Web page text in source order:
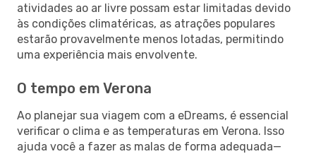
atividades ao ar livre possam estar limitadas devido
às condições climatéricas, as atrações populares
estarão provavelmente menos lotadas, permitindo
uma experiência mais envolvente.
O tempo em Verona
Ao planejar sua viagem com a eDreams, é essencial
verificar o clima e as temperaturas em Verona. Isso
ajuda você a fazer as malas de forma adequada—